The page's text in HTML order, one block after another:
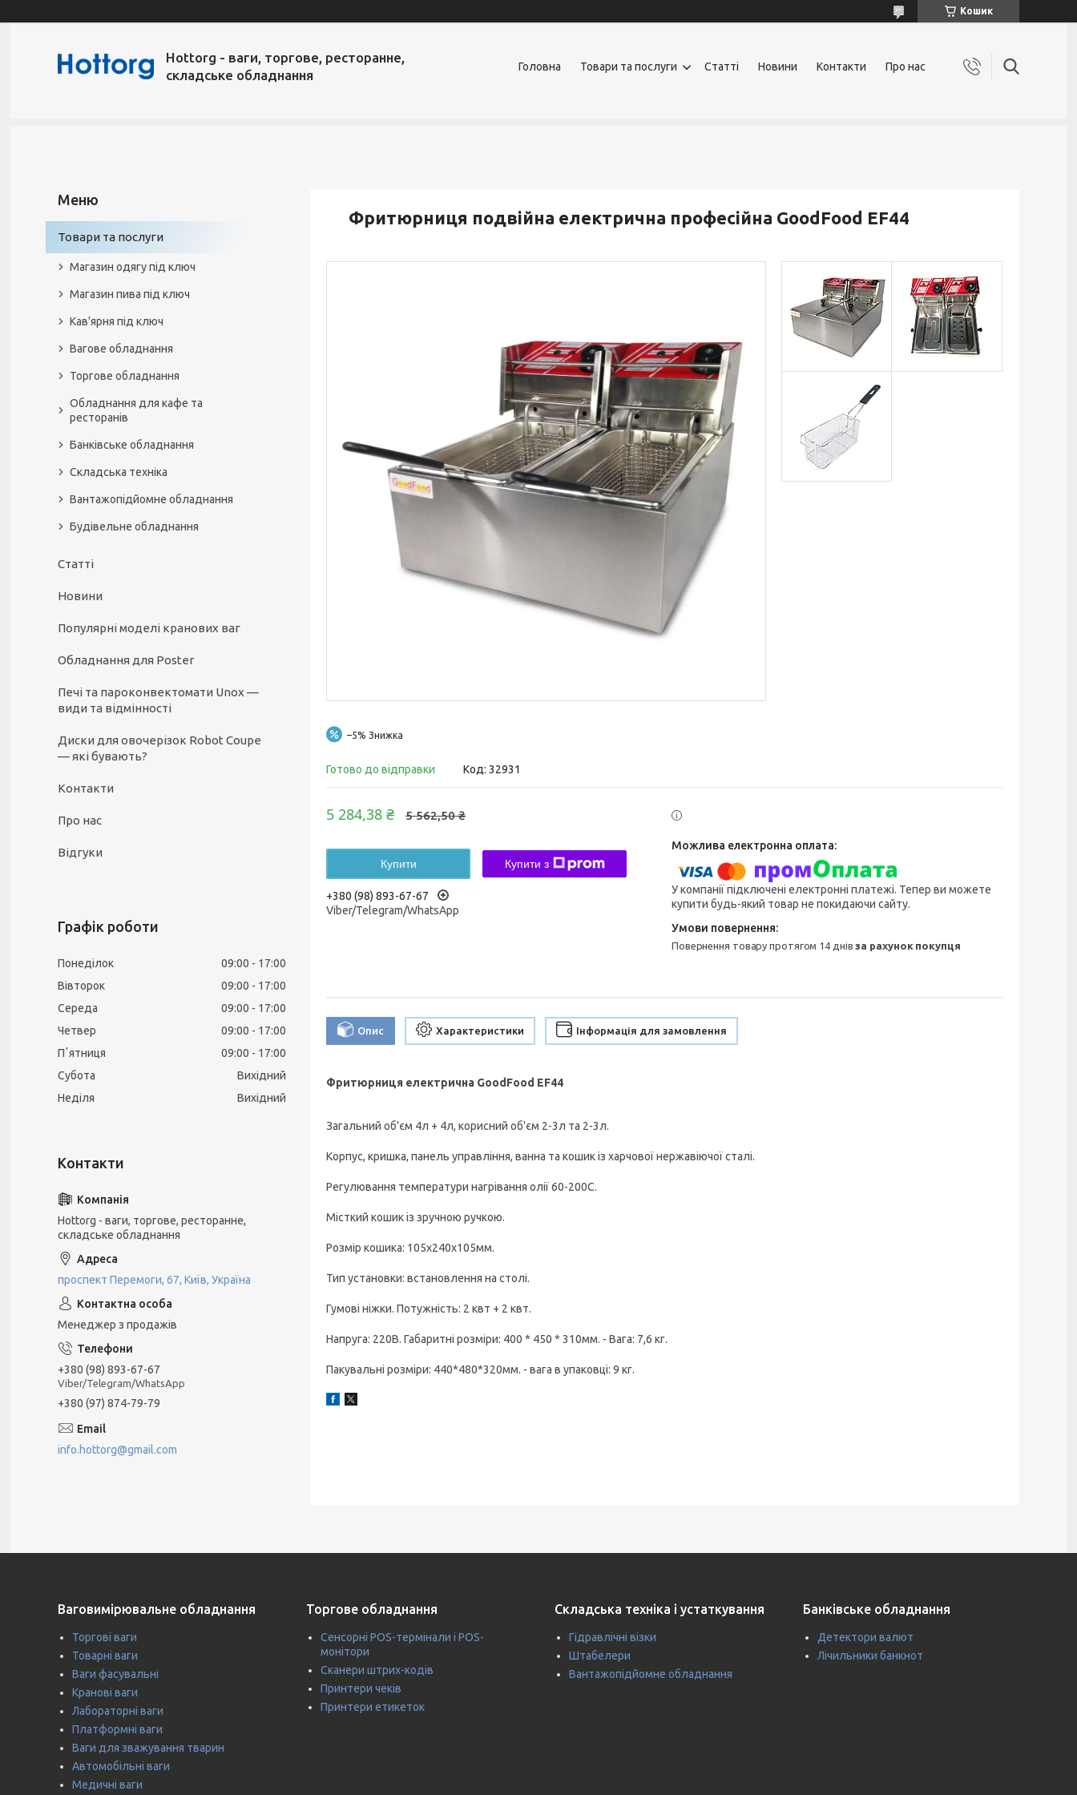
Кошик
Hottorg - ваги, торгове, ресторанне,
складське обладнання
Головна Товари та послуги Статті Новини Контакти Про нас
Фритюрниця подвійна електрична професійна GoodFood EF44
–5%
Готово до відправки Код: 32931
5 562,50 ₴
5 284,38 ₴
Купити Купити з
+380 (98) 893-67-67
Viber/Telegram/WhatsApp
У компанії підключені електронні платежі. Тепер ви можете
купити будь-який товар не покидаючи сайту.
повернення товару протягом 14 днівза рахунок покупця
Опис Характеристики Інформація для замовлення
Фритюрниця електрична GoodFood EF44
Загальний об'єм 4л + 4л, корисний об'єм 2-3л та 2-3л.
Корпус, кришка, панель управління, ванна та кошик із харчової нержавіючої сталі.
Регулювання температури нагрівання олії 60-200С.
Місткий кошик із зручною ручкою.
Розмір кошика: 105х240х105мм.
Тип установки: встановлення на столі.
Гумові ніжки. Потужність: 2 квт + 2 квт.
Напруга: 220В. Габаритні розміри: 400 * 450 * 310мм. - Вага: 7,6 кг.
Пакувальні розміри: 440*480*320мм. - вага в упаковці: 9 кг.
Товари та послуги
Магазин одягу під ключ
Магазин пива під ключ
Кав'ярня під ключ
Вагове обладнання
Торгове обладнання
Обладнання для кафе та
ресторанів
Банківське обладнання
Складська техніка
Вантажопідйомне обладнання
Будівельне обладнання
Статті
Новини
Популярні моделі кранових ваг
Обладнання для Poster
Печі та пароконвектомати Unox —
види та відмінності
Диски для овочерізок Robot Coupe
— які бувають?
Контакти
Про нас
Відгуки
Графік роботи
Понеділок 09:00
17:00
Вівторок
09:00
17:00
Середа
09:00
17:00
Четвер
09:00
17:00
Пʼятниця
09:00
17:00
Субота
Вихідний
Неділя
Вихідний
Hottorg - ваги, торгове, ресторанне,
складське обладнання
проспект Перемоги, 67, Київ, Україна
Менеджер з продажів
+380 (98) 893-67-67
Viber/Telegram/WhatsApp
+380 (97) 874-79-79
info.hottorg@gmail.com
Ваговимірювальне обладнання
Торгові ваги
Товарні ваги
Ваги фасувальні
Кранові ваги
Лабораторні ваги
Платформні ваги
Ваги для зважування тварин
Автомобільні ваги
Медичні ваги
Торгове обладнання
Сенсорні POS-термінали і POS-
монітори
Сканери штрих-кодів
Принтери чеків
Принтери етикеток
Складська техніка і устаткування
Гідравлічні візки
Штабелери
Вантажопідйомне обладнання
Банківське обладнання
Детектори валют
Лічильники банкнот